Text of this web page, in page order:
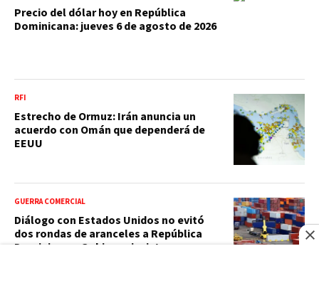
Precio del dólar hoy en República
Dominicana: jueves 6 de agosto de 2026
RFI
Estrecho de Ormuz: Irán anuncia un
acuerdo con Omán que dependerá de
EEUU
GUERRA COMERCIAL
Diálogo con Estados Unidos no evitó
dos rondas de aranceles a República
Dominicana: Gobierno insiste en